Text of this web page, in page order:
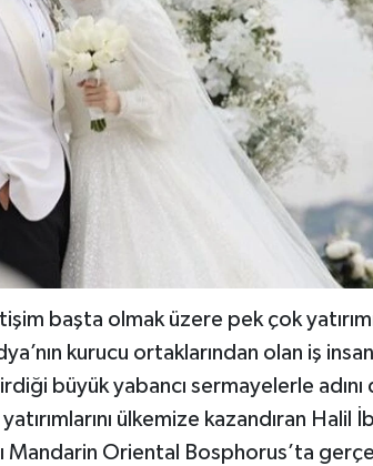
başta olmak üzere pek çok
kurucu ortaklarından olan iş
büyük yabancı sermayelerle
ülkemize kazandıran Halil
Mandarin Oriental Bosphorus’ta